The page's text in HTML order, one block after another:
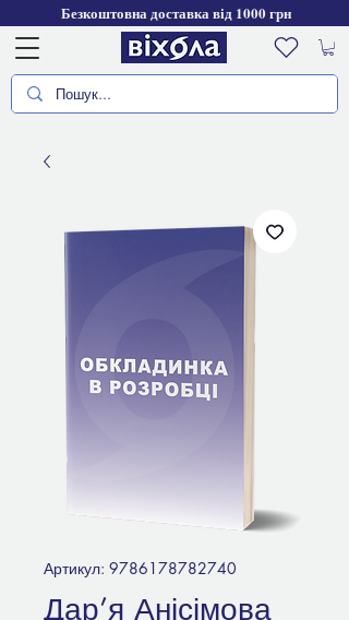
Безкоштовна доставка від 1000 грн
Артикул: 9786178782740
Дар’я Анісімова